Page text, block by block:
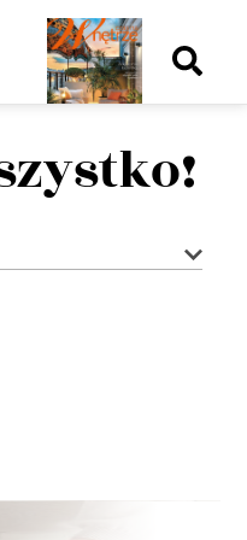
Nowy
numer